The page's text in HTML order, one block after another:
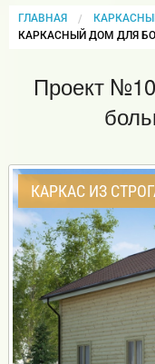
ГЛАВНАЯ
CURRENT:
КАРКАСНЫЙ ДОМ ДЛЯ
Проект
КАРКАС ИЗ